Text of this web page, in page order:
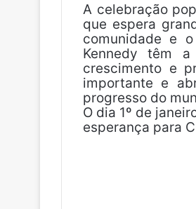
A celebração
que espera
comunidade e
Kennedy têm
crescimento e
importante e
progresso do
O dia 1º de
esperança para